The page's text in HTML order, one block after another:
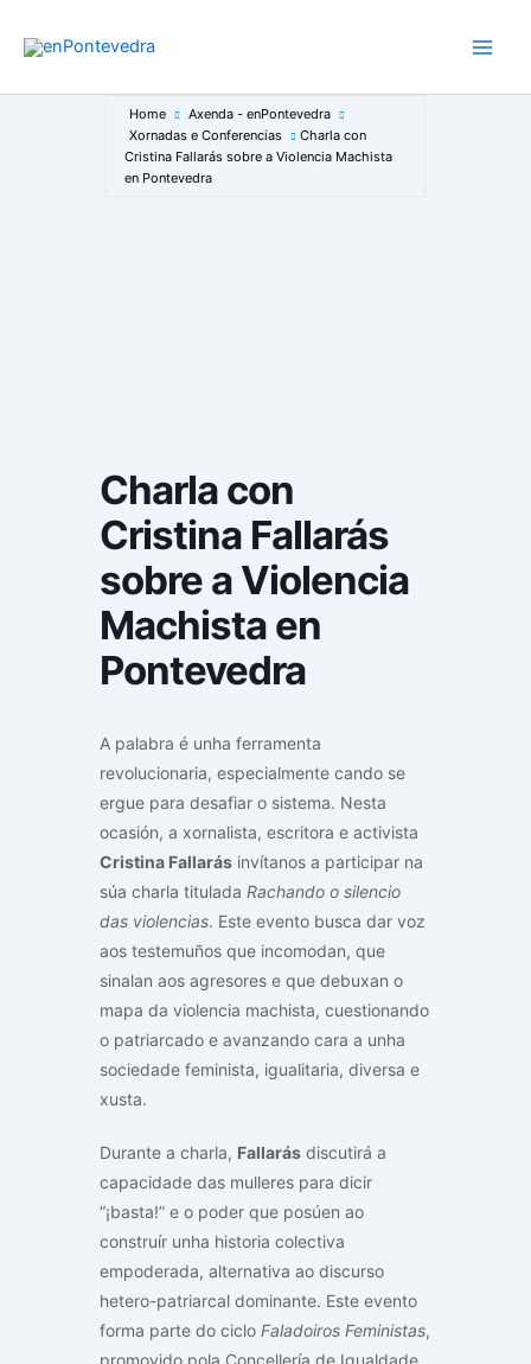
Home
Axenda - enPontevedra
Xornadas e Conferencias
Charla con
Cristina Fallarás sobre a Violencia Machista
en Pontevedra
Charla con
Cristina Fallarás
sobre a Violencia
Machista en
Pontevedra
A palabra é unha ferramenta
revolucionaria, especialmente cando se
ergue para desafiar o sistema. Nesta
ocasión, a xornalista, escritora e activista
Cristina Fallarás invítanos a participar na
súa charla titulada Rachando o silencio
das violencias. Este evento busca dar voz
aos testemuños que incomodan, que
sinalan aos agresores e que debuxan o
mapa da violencia machista, cuestionando
o patriarcado e avanzando cara a unha
sociedade feminista, igualitaria, diversa e
xusta.
Durante a charla, Fallarás discutirá a
capacidade das mulleres para dicir
“¡basta!” e o poder que posúen ao
construír unha historia colectiva
empoderada, alternativa ao discurso
hetero-patriarcal dominante. Este evento
forma parte do ciclo Faladoiros Feministas,
promovido pola Concellería de Igualdade